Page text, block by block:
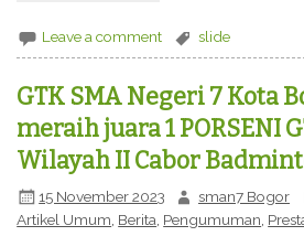
Leave a comment slide
GTK SMA Negeri 7 Kota
meraih juara 1 PORSENI
Wilayah II Cabor
15 November 2023 sman7 Bogor
Artikel Umum, Berita, Pengumuman,